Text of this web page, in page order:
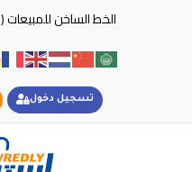
الخط الساخن للمبيعات (
تسجيل دخول